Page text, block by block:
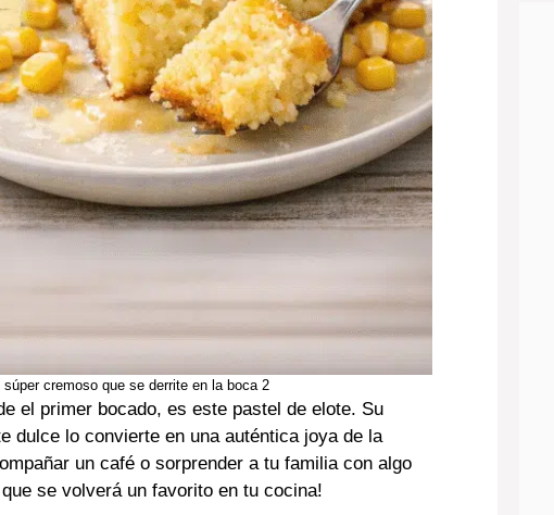
cremoso que se derrite en la boca 2
el primer bocado, es este pastel de elote. Su
dulce lo convierte en una auténtica joya de la
un café o sorprender a tu familia con algo
se volverá un favorito en tu cocina!